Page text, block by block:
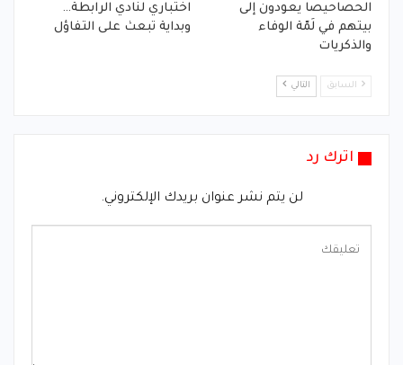
الحصاحيصا يعودون إلى
بيتهم في لَمّة الوفاء
والذكريات
اختباري لنادي الرابطة…
وبداية تبعث على التفاؤل
السابق التالي
اترك رد
لن يتم نشر عنوان بريدك الإلكتروني.